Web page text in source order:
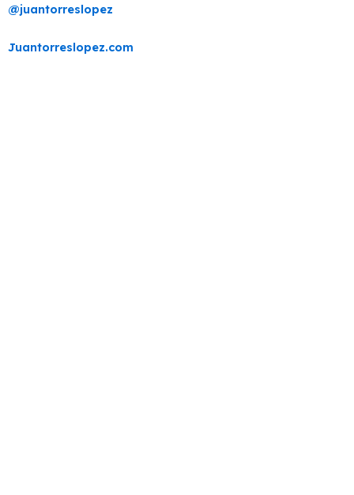
@juantorreslopez
Juantorreslopez.com